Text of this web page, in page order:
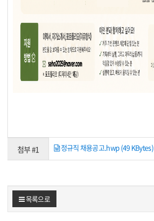
첨부 #1 정규직 채용공고.hwp (49 KBytes)
목록으로